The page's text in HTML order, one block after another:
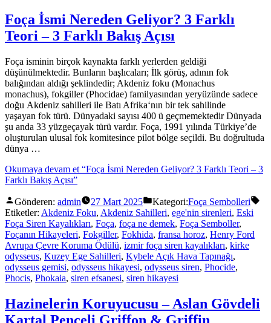
Foça İsmi Nereden Geliyor? 3 Farklı
Teori – 3 Farklı Bakış Açısı
Foça isminin birçok kaynakta farklı yerlerden geldiği
düşünülmektedir. Bunların başlıcaları; İlk görüş, adının fok
balığından aldığı şeklindedir; Akdeniz foku (Monachus
monachus), fokgiller (Phocidae) familyasından yeryüzünde sadece
doğu Akdeniz sahilleri ile Batı Afrika‘nın bir tek sahilinde
yaşayan fok türü. Dünyadaki sayısı 400 ü geçmemektedir Dünyada
şu anda 33 yüzgeçayak türü vardır. Foça, 1991 yılında Türkiye’de
oluşturulan ulusal fok komitesince pilot bölge seçildi. Bu doğrultuda
dünya …
Okumaya devam et “Foça İsmi Nereden Geliyor? 3 Farklı Teori – 3
Farklı Bakış Açısı”
Gönderen: admin 27 Mart 2025 Kategori:Foça Sembolleri
Etiketler: Akdeniz Foku, Akdeniz Sahilleri, ege'nin sirenleri, Eski
Foça Siren Kayalıkları, Foça, foça ne demek, Foça Semboller,
Foçanın Hikayeleri, Fokgiller, Fokhida, fransa horoz, Henry Ford
Avrupa Çevre Koruma Ödülü, izmir foça siren kayalıkları, kirke
odysseus, Kuzey Ege Sahilleri, Kybele Açık Hava Tapınağı,
odysseus gemisi, odysseus hikayesi, odysseus siren, Phocide,
Phocis, Phokaia, siren efsanesi, siren hikayesi
Hazinelerin Koruyucusu – Aslan Gövdeli